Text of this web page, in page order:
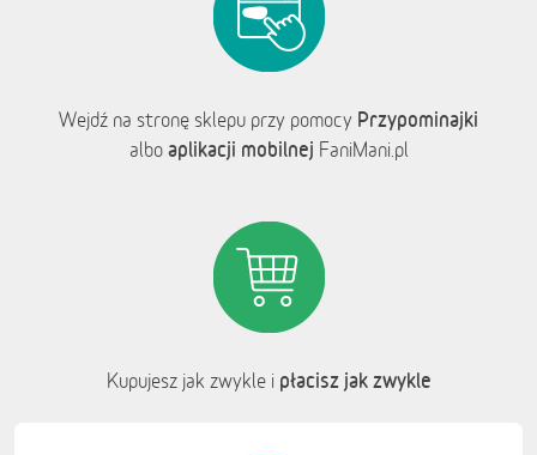
Wejdź na stronę sklepu przy pomocy Przypominajki
albo aplikacji mobilnej FaniMani.pl
Kupujesz jak zwykle i płacisz jak zwykle